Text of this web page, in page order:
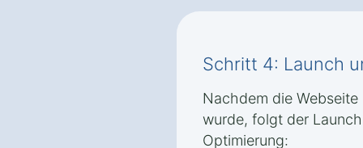
Schritt 4: Launch
Nachdem die
wurde, folgt der
Optimierung: